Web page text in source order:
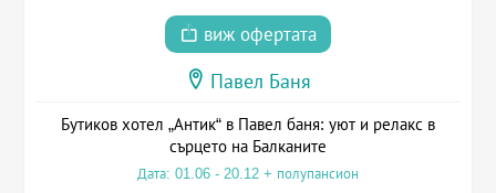
виж офертата
Павел Баня
Бутиков хотел „Антик“ в Павел баня: уют и релакс в
сърцето на Балканите
Дата: 01.06 - 20.12 + полупансион